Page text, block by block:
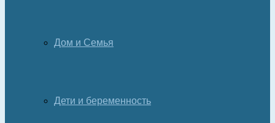
Дом и Семья
Дети и беременность